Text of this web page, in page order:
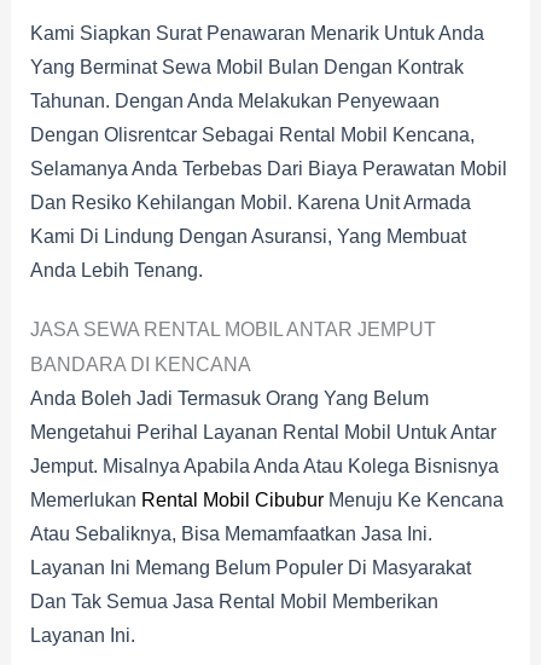
Kami Siapkan Surat Penawaran Menarik Untuk Anda
Yang Berminat Sewa Mobil Bulan Dengan Kontrak
Tahunan. Dengan Anda Melakukan Penyewaan
Dengan Olisrentcar Sebagai Rental Mobil Kencana,
Selamanya Anda Terbebas Dari Biaya Perawatan Mobil
Dan Resiko Kehilangan Mobil. Karena Unit Armada
Kami Di Lindung Dengan Asuransi, Yang Membuat
Anda Lebih Tenang.
JASA SEWA RENTAL MOBIL ANTAR JEMPUT
BANDARA DI KENCANA
Anda Boleh Jadi Termasuk Orang Yang Belum
Mengetahui Perihal Layanan Rental Mobil Untuk Antar
Jemput. Misalnya Apabila Anda Atau Kolega Bisnisnya
Memerlukan Rental Mobil CibuburMenuju Ke Kencana
Atau Sebaliknya, Bisa Memamfaatkan Jasa Ini.
Layanan Ini Memang Belum Populer Di Masyarakat
Dan Tak Semua Jasa Rental Mobil Memberikan
Layanan Ini.